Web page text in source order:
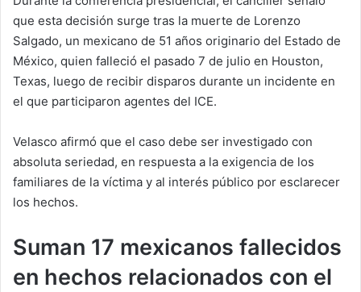
que esta decisión surge tras la muerte de Lorenzo
Salgado, un mexicano de 51 años originario del Estado de
México, quien falleció el pasado 7 de julio en Houston,
Texas, luego de recibir disparos durante un incidente en
el que participaron agentes del ICE.
Velasco afirmó que el caso debe ser investigado con
absoluta seriedad, en respuesta a la exigencia de los
familiares de la víctima y al interés público por esclarecer
los hechos.
Suman 17 mexicanos fallecidos
en hechos relacionados con el